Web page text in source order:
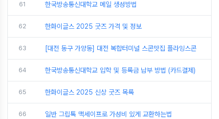
61 한국방송통신대학교 메일 생성방법
62 한화이글스 2025 굿즈 가격 및 정보
63 [대전 동구 가양동] 대전 복합터미널 스콘맛집 플라잉스콘
64 한국방송통신대학교 입학 및 등록금 납부 방법 (카드결제)
65 한화이글스 2025 신상 굿즈 목록
66 일반 그립톡 맥세이프로 가성비 있게 교환하는법